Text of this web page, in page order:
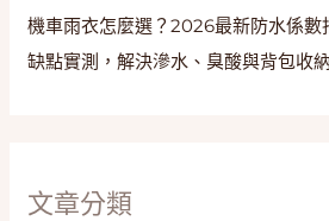
機車雨衣怎麼選？2026最新防水係數
缺點實測，解決滲水、臭酸與背包收
文章分類